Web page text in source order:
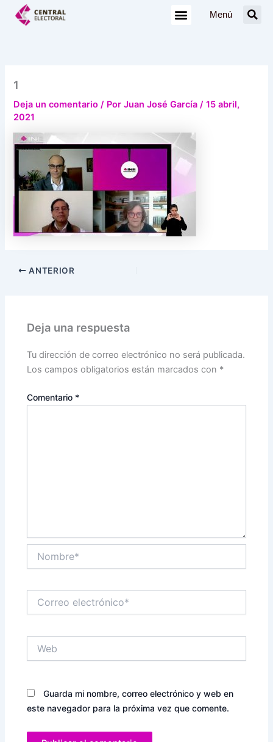
Menú
1
Deja un comentario / PorJuan José García/15 abril,
2021
ANTERIOR
Deja una respuesta
Tu dirección de correo electrónico no será publicada.
Los campos obligatorios están marcados con *
Comentario *
electrónico*
Guarda mi nombre, correo electrónico y web en
este navegador para la próxima vez que comente.